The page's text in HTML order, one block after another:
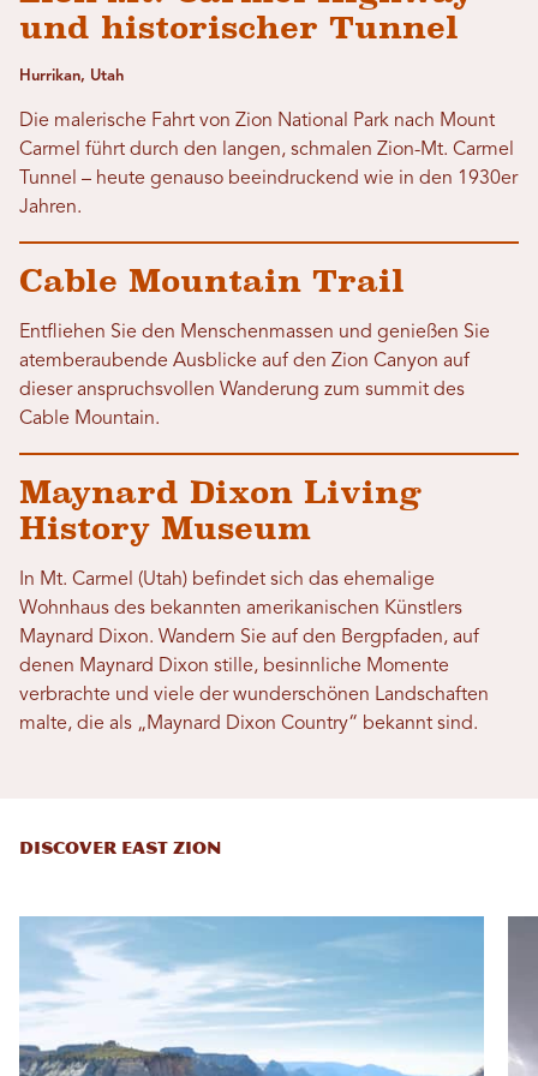
und historischer Tunnel
Hurrikan, Utah
Die malerische Fahrt von Zion National Park nach Mount
Carmel führt durch den langen, schmalen Zion-Mt. Carmel
Tunnel – heute genauso beeindruckend wie in den 1930er
Jahren.
Cable Mountain Trail
Entfliehen Sie den Menschenmassen und genießen Sie
atemberaubende Ausblicke auf den Zion Canyon auf
dieser anspruchsvollen Wanderung zum summit des
Cable Mountain.
Maynard Dixon Living
History Museum
In Mt. Carmel (Utah) befindet sich das ehemalige
Wohnhaus des bekannten amerikanischen Künstlers
Maynard Dixon. Wandern Sie auf den Bergpfaden, auf
denen Maynard Dixon stille, besinnliche Momente
verbrachte und viele der wunderschönen Landschaften
malte, die als „Maynard Dixon Country“ bekannt sind.
DISCOVER EAST ZION